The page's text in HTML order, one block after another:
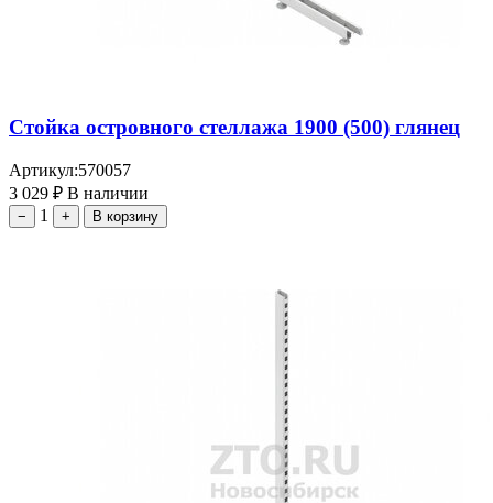
Стойка островного стеллажа 1900 (500) глянец
Артикул:570057
3 029 ₽ В наличии
− 1 + В корзину